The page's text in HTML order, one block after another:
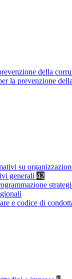
della
la prevenzione
su
generali 42
e codice di